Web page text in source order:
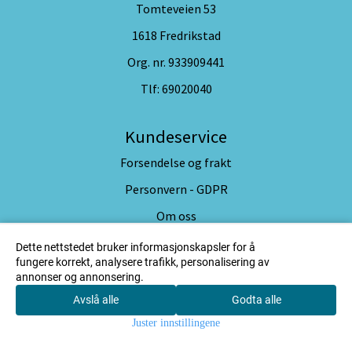
Søk
Tomteveien 53
1618 Fredrikstad
Org. nr. 933909441
Tlf: 69020040
Kundeservice
Forsendelse og frakt
Personvern - GDPR
Om oss
Salgsbetingelser
Kontakt oss på epost
Nyhetsbrev
Dette nettstedet bruker informasjonskapsler for å
fungere korrekt, analysere trafikk, personalisering av
annonser og annonsering.
Avslå alle
Godta alle
Juster innstillingene